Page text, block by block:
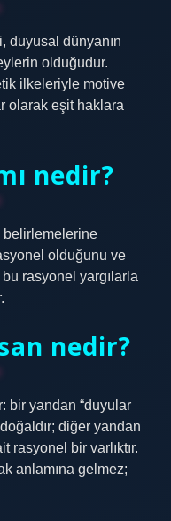
duyusal dünyanın
olduğudur.
ilkeleriyle motive
olarak eşit haklara
nedir?
belirlemelerine
olduğunu ve
bu rasyonel yargılarla
nedir?
bir yandan “duyular
diğer yandan
rasyonel bir varlıktır.
anlamına gelmez;